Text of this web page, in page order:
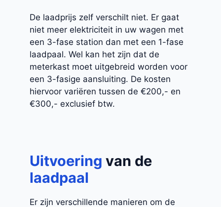
De laadprijs zelf verschilt niet. Er gaat
niet meer elektriciteit in uw wagen met
een 3-fase station dan met een 1-fase
laadpaal. Wel kan het zijn dat de
meterkast moet uitgebreid worden voor
een 3-fasige aansluiting. De kosten
hiervoor variëren tussen de €200,- en
€300,- exclusief btw.
Uitvoering van de
laadpaal
Er zijn verschillende manieren om de